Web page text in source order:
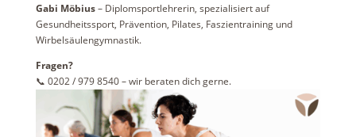
Gabi Möbius– Diplomsportlehrerin, spezialisiert auf
Gesundheitssport, Prävention, Pilates, Faszientraining und
Wirbelsäulengymnastik.
Fragen?
📞 0202 / 979 8540 – wir beraten dich gerne.